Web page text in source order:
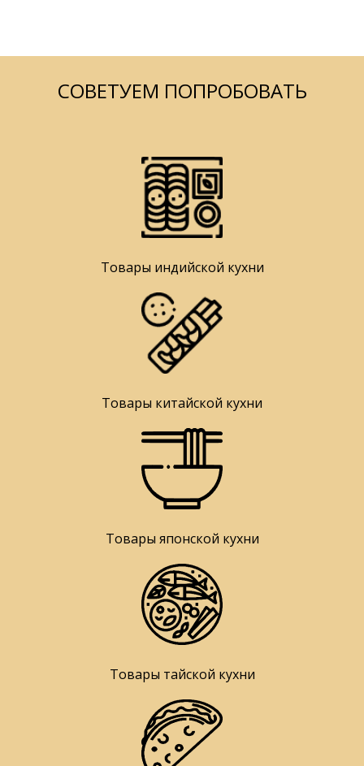
СОВЕТУЕМ ПОПРОБОВАТЬ
Товары индийской кухни
Товары китайской кухни
Товары японской кухни
Товары тайской кухни